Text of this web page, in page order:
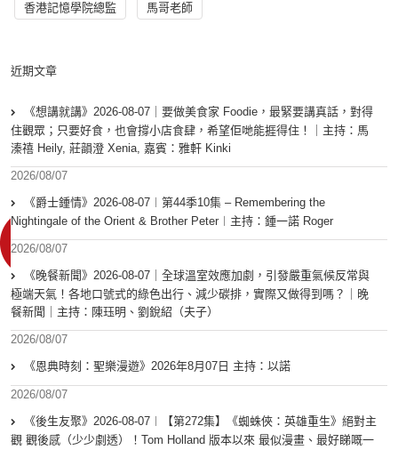
香港記憶學院總監 馬哥老師
近期文章
《想講就講》2026-08-07｜要做美食家 Foodie，最緊要講真話，對得
住觀眾；只要好食，也會撐小店食肆，希望佢哋能捱得住！｜主持：馬
溱禧 Heily, 莊韻澄 Xenia, 嘉賓：雅軒 Kinki
2026/08/07
《爵士鍾情》2026-08-07︱第44季10集 – Remembering the
Nightingale of the Orient & Brother Peter︱主持：鍾一諾 Roger
2026/08/07
《晚餐新聞》2026-08-07｜全球溫室效應加劇，引發嚴重氣候反常與
極端天氣！各地口號式的綠色出行、減少碳排，實際又做得到嗎？｜晚
餐新聞｜主持：陳珏明、劉銳紹（夫子）
2026/08/07
《恩典時刻：聖樂漫遊》2026年8月07日 主持：以諾
2026/08/07
《後生友聚》2026-08-07︱【第272集】《蜘蛛俠：英雄重生》絕對主
觀 觀後感（少少劇透）！Tom Holland 版本以來 最似漫畫、最好睇嘅一